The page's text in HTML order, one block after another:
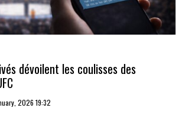
dévoilent les coulisses des
2026 19:32